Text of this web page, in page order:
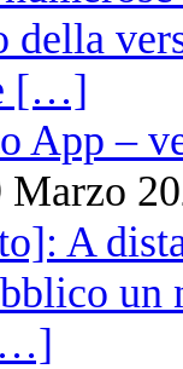
App –